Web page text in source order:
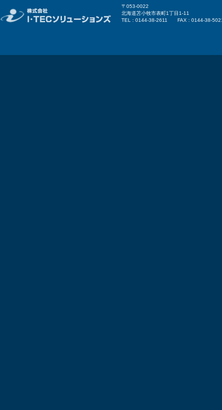
〒053-0022
北海道苫小牧市表町1丁目1-11
TEL : 0144-38-2611 FAX : 0144-38-